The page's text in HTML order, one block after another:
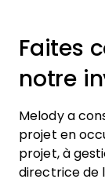
Faites
notre
Melody a
projet en
projet, à
directrice de